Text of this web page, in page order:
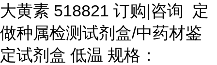
大黄素 518821 订购|咨询 定
做种属检测试剂盒/中药材鉴
定试剂盒 低温 规格：